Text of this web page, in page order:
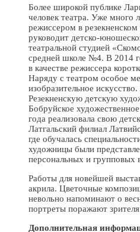
Более широкой публике
человек театра. Уже много
режиссером в
руководит детско-
театральной студией
средней школе №4. В 2014
в качестве режиссера
Наряду с театром особое
изобразительное
Резекненскую детскую
Бобруйское
года реализовала свою
Латгальский филиал
где обучалась
художницы были
персональных и групповых
Работы для новейшей
акрила. Цветочные
невольно напоминают о
портреты поражают
Дополнительная